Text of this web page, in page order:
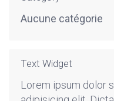
Aucune catégorie
Text Widget
Lorem ipsum dolor